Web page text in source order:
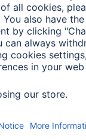
1,30 x 1,30